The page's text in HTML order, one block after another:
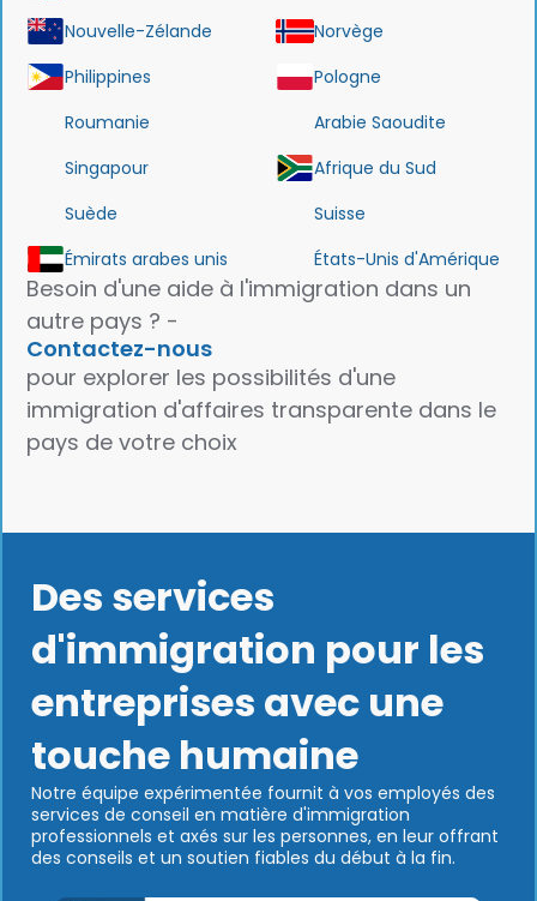
Nouvelle-Zélande
Norvège
Philippines
Pologne
Roumanie
Arabie Saoudite
Singapour
Afrique du Sud
Suède
Suisse
Émirats arabes unis
États-Unis d'Amérique
Besoin d'une aide à l'immigration dans un
autre pays ? -
Contactez-nous
pour explorer les possibilités d'une
immigration d'affaires transparente dans le
pays de votre choix
Des services
d'immigration pour les
entreprises avec une
touche humaine
Notre équipe expérimentée fournit à vos employés des
services de conseil en matière d'immigration
professionnels et axés sur les personnes, en leur offrant
des conseils et un soutien fiables du début à la fin.